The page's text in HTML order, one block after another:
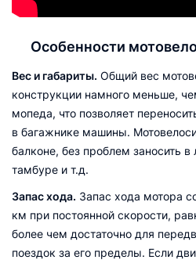
Особенности
Вес и габариты. Общий вес
конструкции намного меньше,
мопеда, что позволяет
в багажнике машины.
балконе, без проблем заносить
тамбуре и т.д.
Запас хода. Запас хода мотора
км при постоянной скорости,
более чем достаточно для
поездок за его пределы. Если